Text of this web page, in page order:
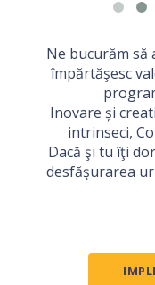
Ne bucurăm să
împărtăşesc
Inovare și
intrinseci,
Dacă şi tu îţi
desfăşurarea